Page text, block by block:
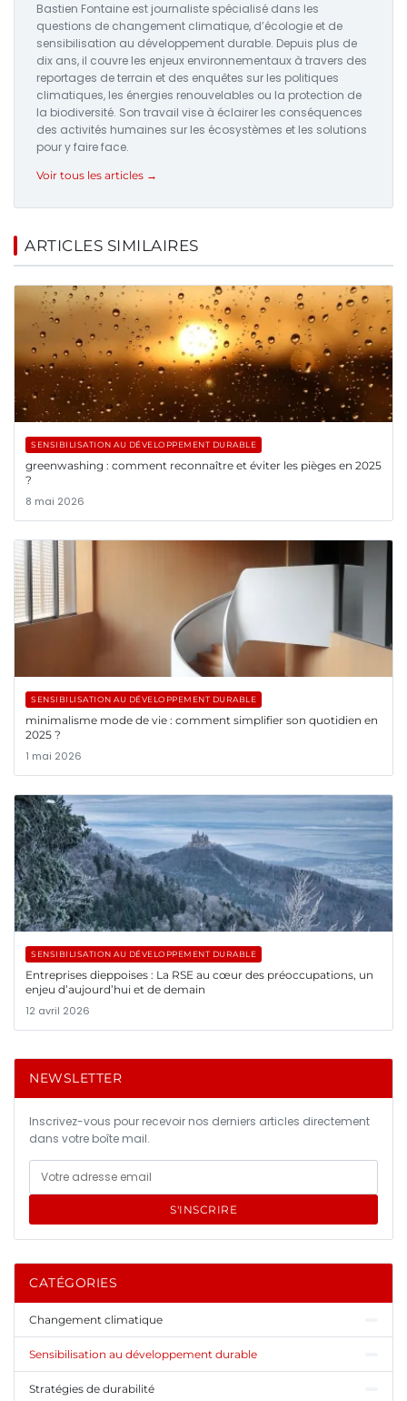
Bastien Fontaine est journaliste spécialisé dans les
questions de changement climatique, d’écologie et de
sensibilisation au développement durable. Depuis plus de
dix ans, il couvre les enjeux environnementaux à travers des
reportages de terrain et des enquêtes sur les politiques
climatiques, les énergies renouvelables ou la protection de
la biodiversité. Son travail vise à éclairer les conséquences
des activités humaines sur les écosystèmes et les solutions
pour y faire face.
Voir tous les articles →
ARTICLES SIMILAIRES
SENSIBILISATION AU DÉVELOPPEMENT DURABLE
greenwashing : comment reconnaître et éviter les pièges en 2025
?
8 mai 2026
SENSIBILISATION AU DÉVELOPPEMENT DURABLE
minimalisme mode de vie : comment simplifier son quotidien en
2025 ?
1 mai 2026
SENSIBILISATION AU DÉVELOPPEMENT DURABLE
Entreprises dieppoises : La RSE au cœur des préoccupations, un
enjeu d’aujourd’hui et de demain
12 avril 2026
NEWSLETTER
Inscrivez-vous pour recevoir nos derniers articles directement
dans votre boîte mail.
S'INSCRIRE
CATÉGORIES
Changement climatique
Sensibilisation au développement durable
Stratégies de durabilité